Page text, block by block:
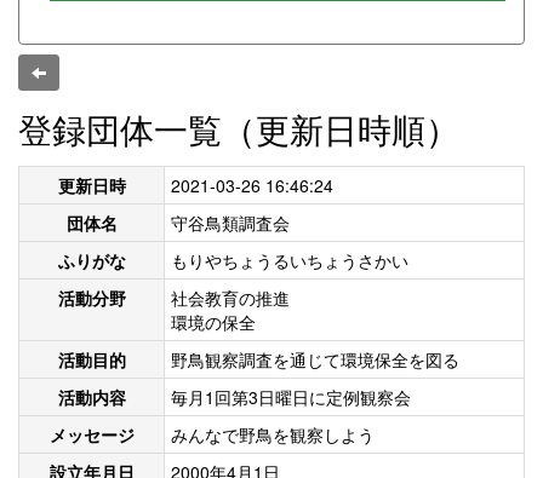
登録団体一覧（更新日時順）
更新日時
2021-03-26 16:46:24
団体名
守谷鳥類調査会
ふりがな
もりやちょうるいちょうさかい
活動分野
社会教育の推進
環境の保全
活動目的
野鳥観察調査を通じて環境保全を図る
活動内容
毎月1回第3日曜日に定例観察会
メッセージ
みんなで野鳥を観察しよう
設立年月日
2000年4月1日